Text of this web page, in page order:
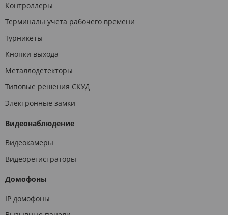
Контроллеры
Терминалы учета рабочего времени
Турникеты
Кнопки выхода
Металлодетекторы
Типовые решения СКУД
Электронные замки
Видеонаблюдение
Видеокамеры
Видеорегистраторы
Домофоны
IP домофоны